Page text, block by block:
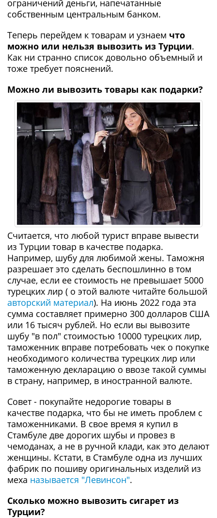
ограничений деньги, напечатанные
собственным центральным банком.
Теперь перейдем к товарам и узнаем что
можно или нельзя вывозить из Турции.
Как ни странно список довольно объемный и
тоже требует пояснений.
Можно ли вывозить товары как подарки?
Считается, что любой турист вправе вывести
из Турции товар в качестве подарка.
Например, шубу для любимой жены. Таможня
разрешает это сделать беспошлинно в том
случае, если ее стоимость не превышает 5000
турецких лир ( о этой валюте читайте большой
авторский материал). На июнь 2022 года эта
сумма составляет примерно 300 долларов США
или 16 тысяч рублей. Но если вы вывозите
шубу "в пол" стоимостью 10000 турецких лир,
таможенник вправе потребовать чек о покупке
необходимого количества турецких лир или
таможенную декларацию о ввозе такой суммы
в страну, например, в иностранной валюте.
Совет - покупайте недорогие товары в
качестве подарка, что бы не иметь проблем с
таможенниками. В свое время я купил в
Стамбуле две дорогих шубы и провез в
чемоданах, а не в ручной клади, как это делают
женщины. Кстати, в Стамбуле одна из лучших
фабрик по пошиву оригинальных изделий из
меха называется "Левинсон".
Сколько можно вывозить сигарет из
Турции?